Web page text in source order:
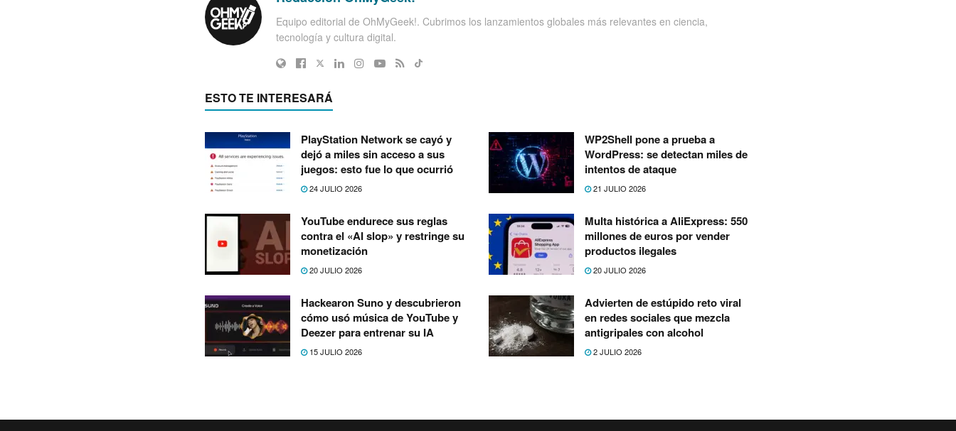
Equipo editorial de OhMyGeek!. Cubrimos los lanzamientos globales más relevantes en ciencia,
tecnología y cultura digital.
ESTO TE INTERESARÁ
PlayStation Network se cayó y
dejó a miles sin acceso a sus
juegos: esto fue lo que ocurrió
24 JULIO 2026
WP2Shell pone a prueba a
WordPress: se detectan miles de
intentos de ataque
21 JULIO 2026
YouTube endurece sus reglas
contra el «AI slop» y restringe su
monetización
20 JULIO 2026
Multa histórica a AliExpress: 550
millones de euros por vender
productos ilegales
20 JULIO 2026
Hackearon Suno y descubrieron
cómo usó música de YouTube y
Deezer para entrenar su IA
15 JULIO 2026
Advierten de estúpido reto viral
en redes sociales que mezcla
antigripales con alcohol
2 JULIO 2026